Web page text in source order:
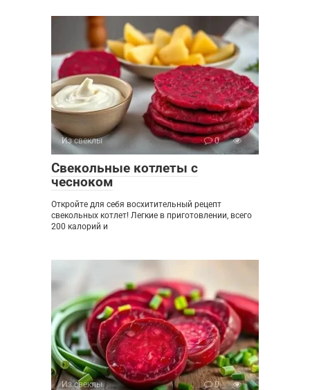
Из свеклы 0
Свекольные котлеты с
чесноком
Откройте для себя восхитительный рецепт
свекольных котлет! Легкие в приготовлении, всего
200 калорий и
Из свеклы 0